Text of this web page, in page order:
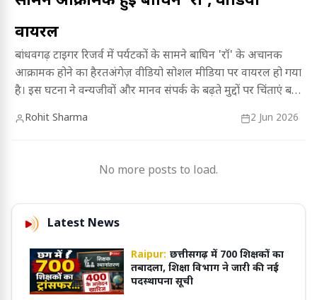
वायरल
बांधवगढ़ टाइगर रिजर्व में पर्यटकों के सामने बाघिन 'रॉ' के अचानक
आक्रामक होने का हैरतअंगेज़ वीडियो सोशल मीडिया पर वायरल हो गया
है। इस घटना ने वन्यजीवों और मानव संपर्क के बढ़ते मुद्दों पर चिंताएं बढ़ा
Rohit Sharma 2 Jun 2026
No more posts to load.
Latest News
Raipur: छत्तीसगढ़ में 700 शिक्षकों का
तबादला, शिक्षा विभाग ने जारी की नई
पदस्थापना सूची